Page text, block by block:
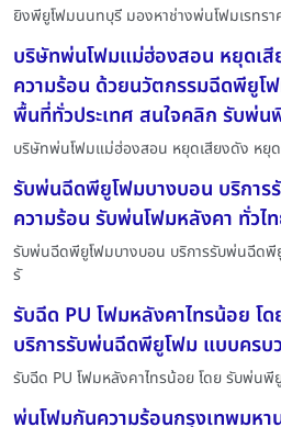
ยิงพียูโฟมนนทบุรี มองหาช่างพ่นโฟมเรทรา
บริษัทพ่นโฟมแม่ฮ่องสอน หยุดเ
ความร้อน ด้วยนวัตกรรมฉีดพียู
พื้นที่ทั่วประเทศ สนใจคลิก รับพ่
บริษัทพ่นโฟมแม่ฮ่องสอน หยุดเสียงดัง หยุ
รับพ่นฉีดพียูโฟมบางบอน บริกา
ความร้อน รับพ่นโฟมหลังคา ทั่วไ
รับพ่นฉีดพียูโฟมบางบอน บริการรับพ่นฉีด
รั
รับฉีด PU โฟมหลังคาไทรน้อย โ
บริการรับพ่นฉีดพียูโฟม แบบครบ
รับฉีด PU โฟมหลังคาไทรน้อย โดย รับพ่น
พ่นโฟมกันความร้อนกรุงเทพมห